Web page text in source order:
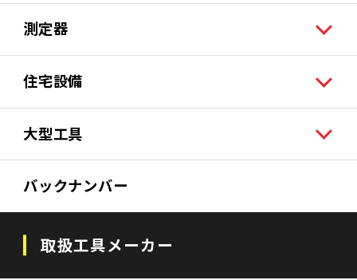
測定器
住宅設備
大型工具
バックナンバー
取扱工具メーカー